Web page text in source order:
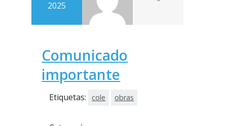
2025
Comunicado
importante
Etiquetas: cole obras